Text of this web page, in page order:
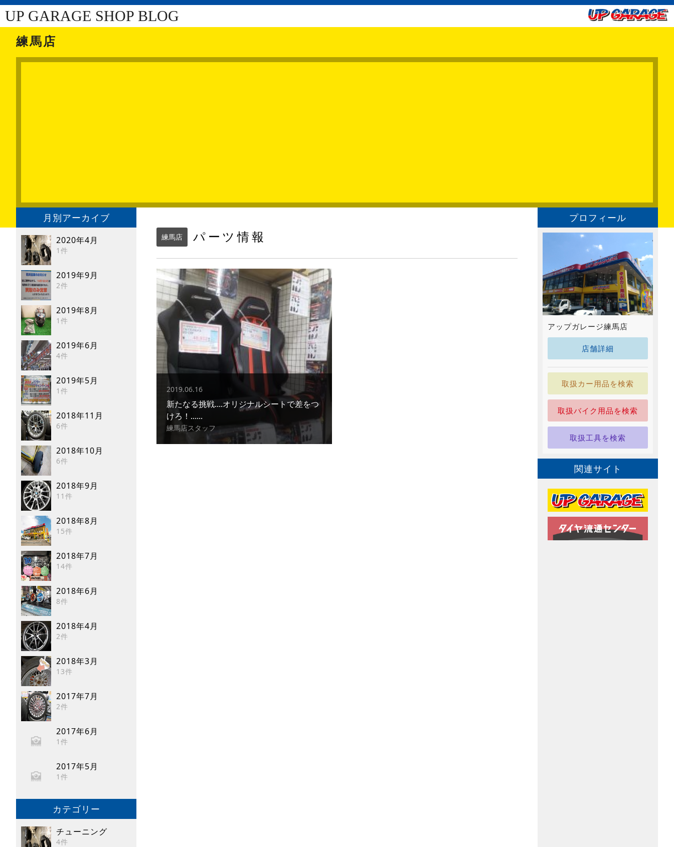
UP GARAGE SHOP BLOG
練馬店
月別アーカイブ
2020年4月
1件
2019年9月
2件
2019年8月
1件
2019年6月
4件
2019年5月
1件
2018年11月
6件
2018年10月
6件
2018年9月
11件
2018年8月
15件
2018年7月
14件
2018年6月
8件
2018年4月
2件
2018年3月
13件
2017年7月
2件
2017年6月
1件
2017年5月
1件
カテゴリー
チューニング
4件
練馬店 パーツ情報
2019.06.16
新たなる挑戦....オリジナルシートで差をつ
けろ！......
練馬店スタッフ
プロフィール
アップガレージ練馬店
店舗詳細
取扱カー用品を検索
取扱バイク用品を検索
取扱工具を検索
関連サイト